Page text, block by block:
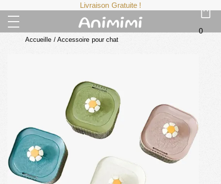
Livraison Gratuite !
0
Accueille / Accessoire pour chat